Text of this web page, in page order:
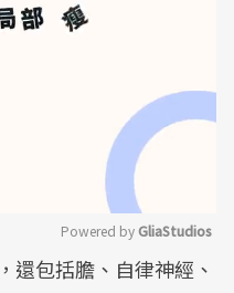
Mute
Powered by GliaStudios
還包括膽、自律神經、